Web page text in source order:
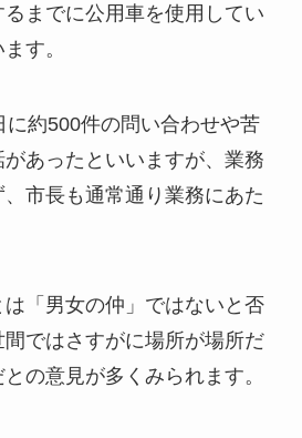
までに公用車を使用してい
す。
約500件の問い合わせや苦
あったといいますが、業務
市長も通常通り業務にあた
「男女の仲」ではないと否
ではさすがに場所が場所だ
の意見が多くみられます。